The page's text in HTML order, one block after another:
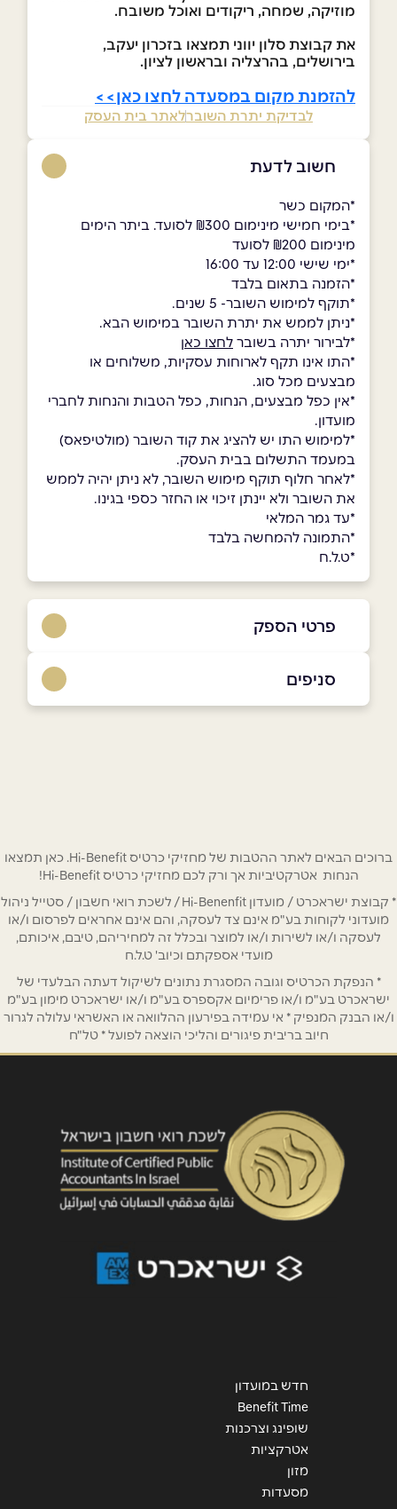
מוזיקה, שמחה, ריקודים ואוכל משובח.
את קבוצת סלון יווני תמצאו בזכרון יעקב,
בירושלים, בהרצליה ובראשון לציון.
להזמנת מקום במסעדה לחצו כאן>>
לבדיקת יתרת השוברלאתר בית העסק
חשוב לדעת
*המקום כשר
*בימי חמישי מינימום ₪300 לסועד. ביתר הימים
מינימום ₪200 לסועד
*ימי שישי 12:00 עד 16:00
*הזמנה בתאום בלבד
*תוקף למימוש השובר- 5 שנים.
*ניתן לממש את יתרת השובר במימוש הבא.
*לבירור יתרה בשובר לחצו כאן
*התו אינו תקף לארוחות עסקיות, משלוחים או
מבצעים מכל סוג.
*אין כפל מבצעים, הנחות, כפל הטבות והנחות לחברי
מועדון.
*למימוש התו יש להציג את קוד השובר (מולטיפאס)
במעמד התשלום בבית העסק.
*לאחר חלוף תוקף מימוש השובר, לא ניתן יהיה לממש
את השובר ולא יינתן זיכוי או החזר כספי בגינו.
*עד גמר המלאי
*התמונה להמחשה בלבד
*ט.ל.ח
פרטי הספק
באתר בפייסבוק באינסטגרם
טלפון*
אימייל *
אנא חזרו אלי בקשר ל...
הודעה *
שליחה
סניפים
ברוכים הבאים לאתר ההטבות של מחזיקי כרטיס Hi-Benefit. כאן תמצאו
הנחות אטרקטיביות אך ורק לכם מחזיקי כרטיס Hi-Benefit!
* קבוצת ישראכרט / מועדון Hi-Benenfit / לשכת רואי חשבון / סטייל ניהול
מועדוני לקוחות בע"מ אינם צד לעסקה, והם אינם אחראים לפרסום ו/או
לעסקה ו/או לשירות ו/או למוצר ובכלל זה למחיריהם, טיבם, איכותם,
מועדי אספקתם וכיוב' ט.ל.ח
* הנפקת הכרטיס וגובה המסגרת נתונים לשיקול דעתה הבלעדי של
ישראכרט בע"מ ו/או פרימיום אקספרס בע"מ ו/או ישראכרט מימון בע"מ
ו/או הבנק המנפיק * אי עמידה בפירעון ההלוואה או האשראי עלולה לגרור
חיוב בריבית פיגורים והליכי הוצאה לפועל * טל"ח
חדש במועדון
Benefit Time
שופינג וצרכנות
אטרקציות
מזון
מסעדות